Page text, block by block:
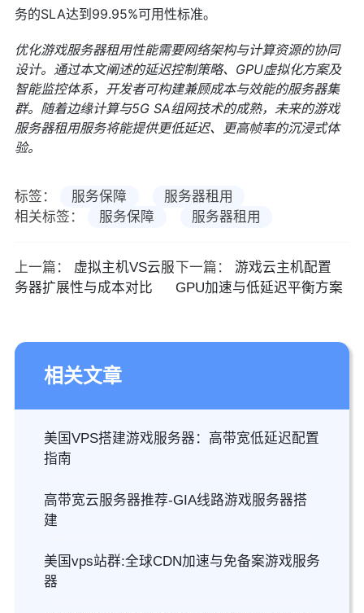
务的SLA达到99.95%可用性标准。
优化游戏服务器租用性能需要网络架构与计算资源的协同
设计。通过本文阐述的延迟控制策略、GPU虚拟化方案及
智能监控体系，开发者可构建兼顾成本与效能的服务器集
群。随着边缘计算与5G SA组网技术的成熟，未来的游戏
服务器租用服务将能提供更低延迟、更高帧率的沉浸式体
验。
标签： 服务保障
服务器租用
相关标签：
服务保障 服务器租用
上一篇：
虚拟主机VS云服
务器扩展性与成本对比
下一篇：
游戏云主机配置
GPU加速与低延迟平衡方案
相关文章
美国VPS搭建游戏服务器：高带宽低延迟配置
指南
高带宽云服务器推荐-GIA线路游戏服务器搭
建
美国vps站群:全球CDN加速与免备案游戏服务
器